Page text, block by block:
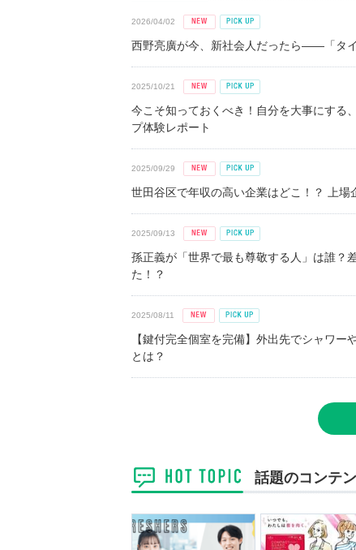
2026/04/02
西野亮廣が今、新社会人だったら――「タイ
2025/10/21
今こそ知っておくべき！自分を大事にする
プ体験レポート
2025/09/29
世田谷区で年収の高い企業はどこ！？ 上
2025/09/13
孫正義が「世界で最も尊敬する人」は誰？
た！？
2025/08/11
【鍵付完全個室を完備】外出先でシャワ
とは？
話題のコンテ